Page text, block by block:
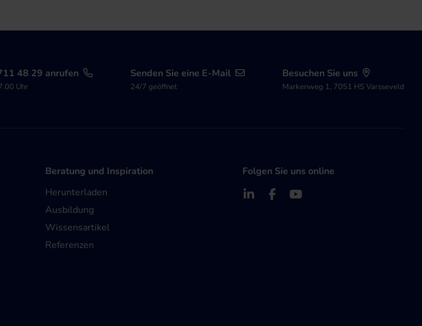
48 29 anrufen
Uhr
Senden Sie eine E-Mail
24/7 geöffnet
Besuchen Sie uns
Markenweg 1, 7051 HS Varsseveld
Beratung und Inspiration
Herunterladen
Ausbildung
Wissensartikel
Referenzen
Folgen Sie uns online